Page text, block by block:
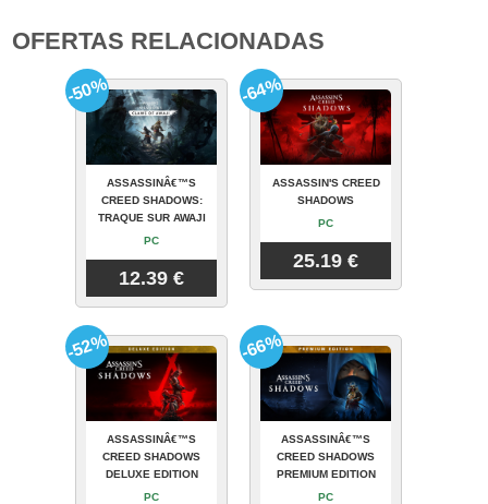
OFERTAS RELACIONADAS
ASSASSINÂ€™S
CREED SHADOWS:
TRAQUE SUR AWAJI
PC
12.39 €
-50%
ASSASSIN'S CREED
SHADOWS
PC
25.19 €
-64%
ASSASSINÂ€™S
CREED SHADOWS
DELUXE EDITION
PC
-52%
ASSASSINÂ€™S
CREED SHADOWS
PREMIUM EDITION
PC
-66%